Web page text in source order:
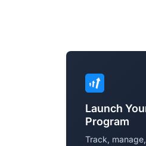
Launch
Program
Track,